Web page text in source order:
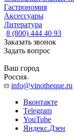
Гастрономия
Аксессуары
Литература
8 (800) 444 40 93
Заказать звонок
Задать вопрос
Ваш город
Россия
info@vinotheque.ru
Вконтакте
Telegram
YouTube
Яндекс.Дзен